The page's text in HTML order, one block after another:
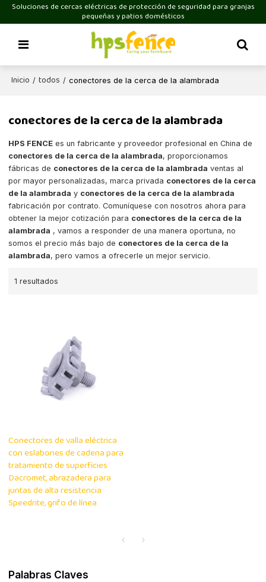
Soluciones de cercas eléctricas de protección de seguridad para granjas
pequeñas y patios domésticos
Inicio / todos / conectores de la cerca de la alambrada
conectores de la cerca de la alambrada
HPS FENCE es un fabricante y proveedor profesional en China de
conectores de la cerca de la alambrada, proporcionamos
fábricas de conectores de la cerca de la alambrada ventas al
por mayor personalizadas, marca privada conectores de la cerca
de la alambrada y conectores de la cerca de la alambrada
fabricación por contrato. Comuníquese con nosotros ahora para
obtener la mejor cotización para conectores de la cerca de la
alambrada , vamos a responder de una manera oportuna, no
somos el precio más bajo de conectores de la cerca de la
alambrada, pero vamos a ofrecerle un mejor servicio.
1 resultados
Conectores de valla eléctrica
con eslabones de cadena para
tratamiento de superficies
Dacromet, abrazadera para
juntas de alta resistencia
Speedrite, grifo de línea
Palabras Claves